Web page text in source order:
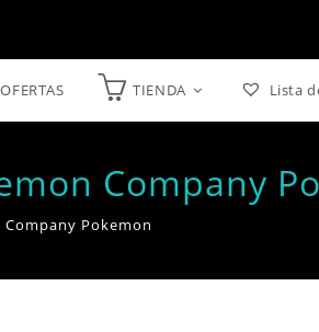
OFERTAS TIENDA Lista
Company
Pokemon